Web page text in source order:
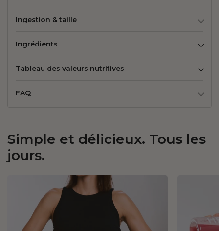
Ingestion & taille
Ingrédients
Tableau des valeurs nutritives
FAQ
Simple et délicieux. Tous les
jours.